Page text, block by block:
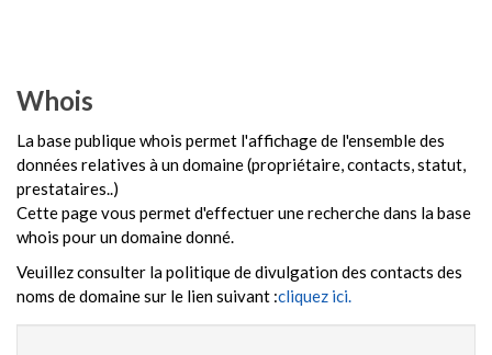
Whois
La base publique whois permet l'affichage de l'ensemble des
données relatives à un domaine (propriétaire, contacts, statut,
prestataires..)
Cette page vous permet d'effectuer une recherche dans la base
whois pour un domaine donné.
Veuillez consulter la politique de divulgation des contacts des
noms de domaine sur le lien suivant :cliquez ici.